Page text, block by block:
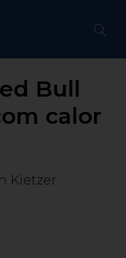
Bull
calor
Kietzer.